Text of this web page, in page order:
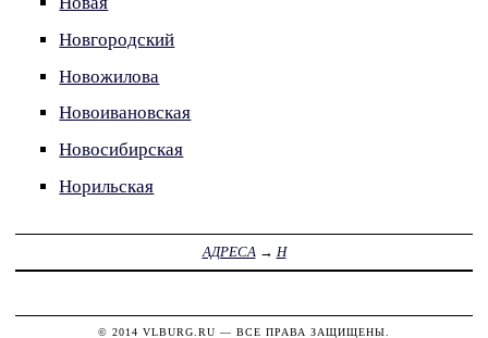
Новгородский
Новожилова
Новоивановская
Новосибирская
Норильская
АДРЕСА→ Н
© 2014 VLBURG.RU — ВСЕ ПРАВА ЗАЩИЩЕНЫ.